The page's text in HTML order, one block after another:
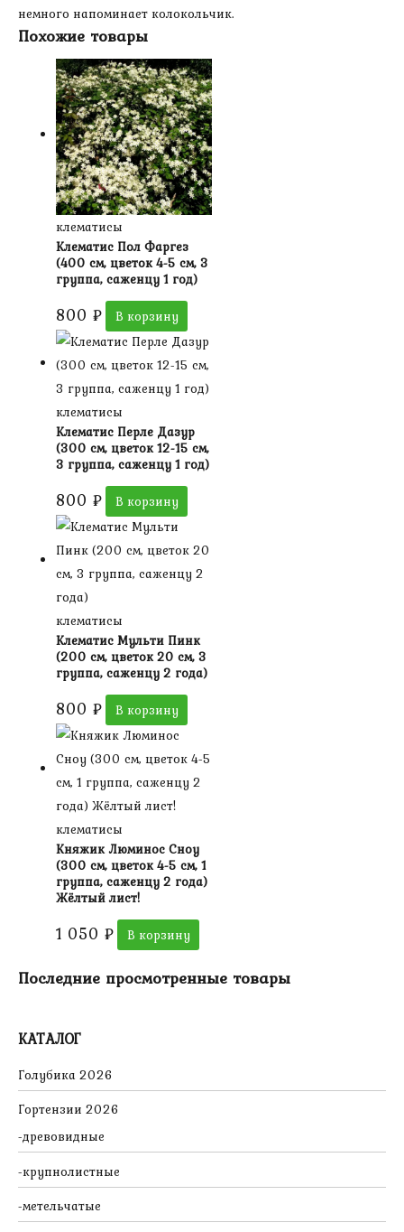
КАТАЛОГ
Голубика 2026
Гортензии 2026
древовидные
крупнолистные
метельчатые
немного напоминает колокольчик.
Похожие товары
клематисы
Клематис Пол Фаргез
(400 см, цветок 4-5 см, 3
группа, саженцу 1 год)
800 ₽ В корзину
клематисы
Клематис Перле Дазур
(300 см, цветок 12-15 см,
3 группа, саженцу 1 год)
800 ₽ В корзину
клематисы
Клематис Мульти Пинк
(200 см, цветок 20 см, 3
группа, саженцу 2 года)
800 ₽ В корзину
клематисы
Княжик Люминос Сноу
(300 см, цветок 4-5 см, 1
группа, саженцу 2 года)
Жёлтый лист!
1 050 ₽ В корзину
Последние просмотренные товары